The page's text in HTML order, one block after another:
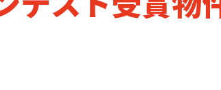
カラーコーディネーター戸建ておすすめ配色